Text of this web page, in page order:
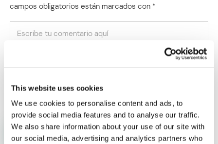
This website uses cookies
We use cookies to personalise content and ads, to
provide social media features and to analyse our traffic.
We also share information about your use of our site with
our social media, advertising and analytics partners who
campos obligatorios están marcados con *